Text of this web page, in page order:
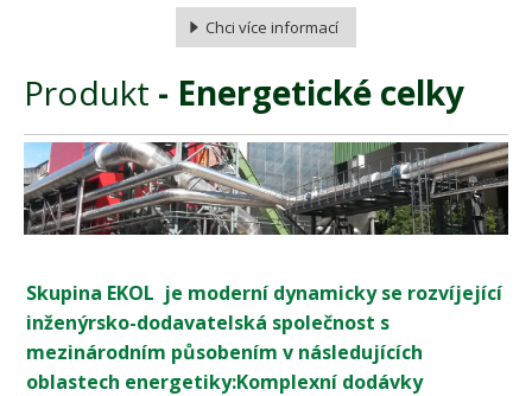
Chci více informací
Produkt - Energetické celky
Skupina EKOL je moderní dynamicky se rozvíjející
inženýrsko-dodavatelská společnost s
mezinárodním působením v následujících
oblastech energetiky:Komplexní dodávky